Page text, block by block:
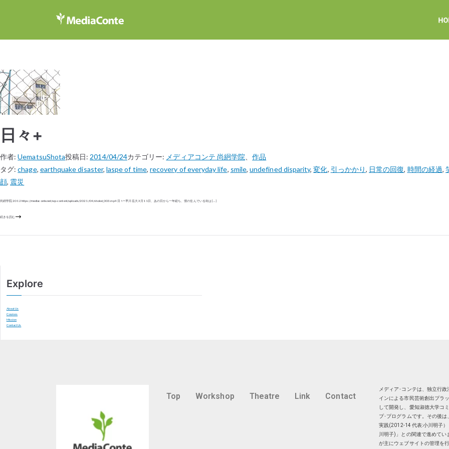
日々+
作者:UematsuShota投稿日: 2014/04/24カテゴリー: メディアコンテ 尚絅学院 、作品
タグ:chage, earthquake disaster, laspe of time, recovery of everyday life, smile,undefined disparity,変化, 引っかかり, 日常の回復, 時間の経過,
顔, 震災
尚絅学院 2012 https://mediaconte.net/wp-content/uploads/2021/04/shokei_003.mp4 日々+ 早川 岳大 3月11日、あの日から一年経ち、僕の住んでいる街は […]
続きを読む
Explore
About Us
Courses
Mission
Contact Us
Top Workshop Theatre Link Contact
メディア･コンテは、独立行
インによる市民芸術創出プラ
して開発し、愛知淑徳大学コ
プ･プログラムです。その後
実践(2012-14 代表:小川明子
川明子)」との関連で進めてい
が主にウェブサイトの管理を